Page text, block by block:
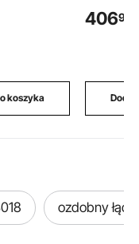
koszyka
sucho,
otworu
25,4
40690
Dodaj
ozdobny